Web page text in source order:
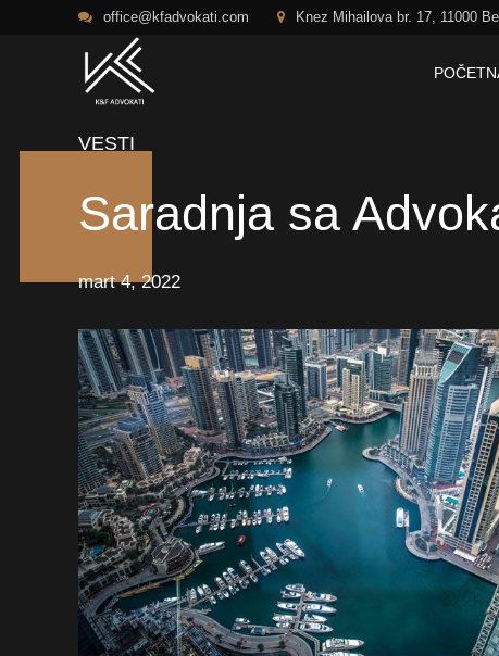
office@kfadvokati.com Knez Mihailova br. 17, 11000
VESTI
Saradnja sa
mart 4, 2022